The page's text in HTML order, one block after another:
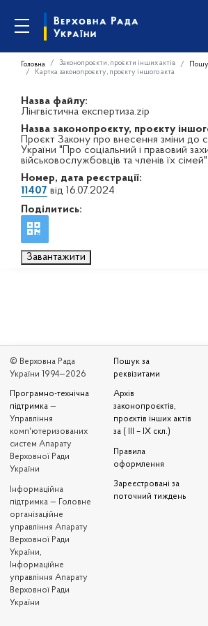
Головна Законопроєкти, проєкти інших актів
Картка законопроєкту, проєкту іншого акта
Назва файлу:
Лінгвістична експертиза.zip
Назва законопроєкту, проєкту
Проєкт Закону про внесення зміни до
України "Про соціальний і правовий
військовослужбовців та членів їх сімей"
Номер, дата реєстрації:
11407 від 16.07.2024
Поділитись:
Завантажити
© Верховна Рада
України 1994—2026
Програмно-технічна
підтримка —
Управління
комп'ютеризованих
систем Апарату
Верховної Ради
України
Iнформаційна
підтримка — Головне
організаційне
управління Апарату
Верховної Ради
України,
Інформаційне
управління Апарату
Верховної Ради
України
Пошук за
реквізитами
Архів
законопроєктів,
проєктів інших актів
за ( III – IX скл.)
Правила
оформлення
Зареєстровані за
поточний тиждень